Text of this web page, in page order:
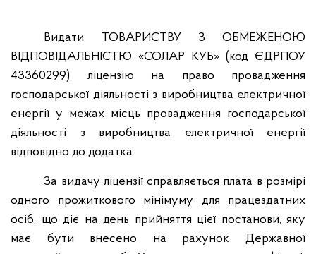
Видати ТОВАРИСТВУ З ОБМЕЖЕНОЮ
ВІДПОВІДАЛЬНІСТЮ «СОЛАР КУБ» (код ЄДРПОУ
43360299) ліцензію на право провадження
господарської діяльності з виробництва електричної
енергії у межах місць провадження господарської
діяльності з виробництва електричної енергії
відповідно до додатка.
За видачу ліцензії справляється плата в розмірі
одного прожиткового мінімуму для працездатних
осіб, що діє на день прийняття цієї постанови, яку
має бути внесено на рахунок Державної